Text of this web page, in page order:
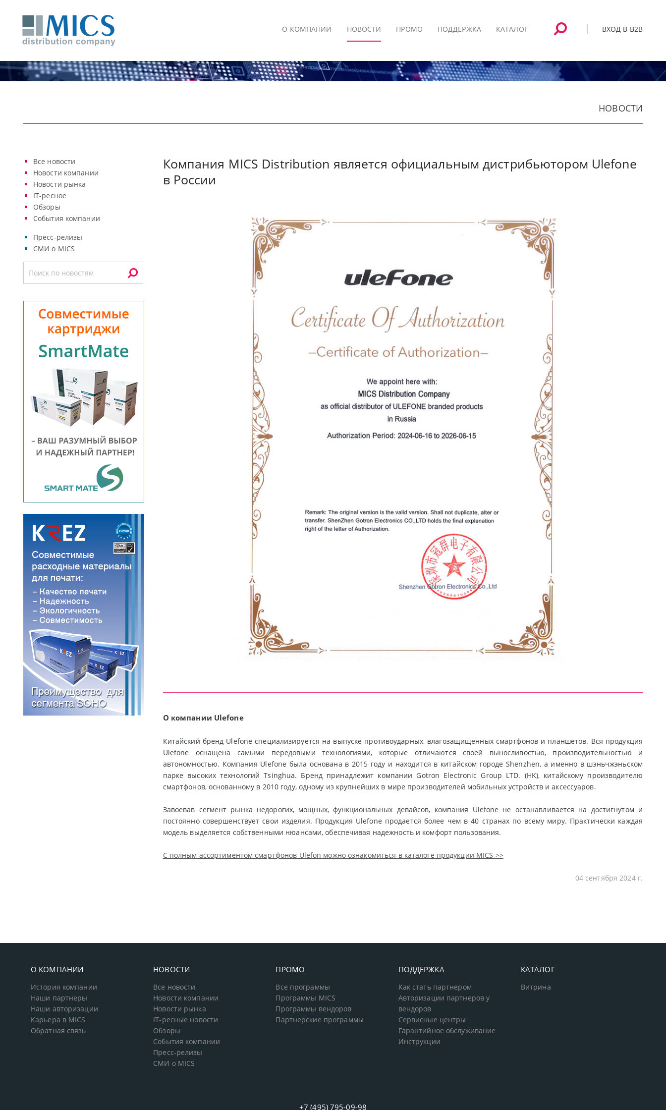
ВХОД В B2B
О КОМПАНИИ НОВОСТИ ПРОМО ПОДДЕРЖКА КАТАЛОГ
НОВОСТИ
Все новости
Новости компании
Новости рынка
IT-ресное
Обзоры
События компании
Пресс-релизы
СМИ о MICS
Компания MICS Distribution является официальным дистрибьютором Ulefone
в России
О компании Ulefone
Китайский бренд Ulefone специализируется на выпуске противоударных, влагозащищенных смартфонов и планшетов. Вся продукция
Ulefone оснащена самыми передовыми технологиями, которые отличаются своей выносливостью, производительностью и
автономностью. Компания Ulefone была основана в 2015 году и находится в китайском городе Shenzhen, а именно в шэньчжэньском
парке высоких технологий Tsinghua. Бренд принадлежит компании Gotron Electronic Group LTD. (HK), китайскому производителю
смартфонов, основанному в 2010 году, одному из крупнейших в мире производителей мобильных устройств и аксессуаров.
Завоевав сегмент рынка недорогих, мощных, функциональных девайсов, компания Ulefone не останавливается на достигнутом и
постоянно совершенствует свои изделия. Продукция Ulefone продается более чем в 40 странах по всему миру. Практически каждая
модель выделяется собственными нюансами, обеспечивая надежность и комфорт пользования.
С полным ассортиментом смартфонов Ulefon можно ознакомиться в каталоге продукции MICS >>
04 сентября 2024 г.
О КОМПАНИИ
История компании
Наши партнеры
Наши авторизации
Карьера в MICS
Обратная связь
НОВОСТИ
Все новости
Новости компании
Новости рынка
IT-ресные новости
Обзоры
События компании
Пресс-релизы
СМИ о MICS
ПРОМО
Все программы
Программы MICS
Программы вендоров
Партнерские программы
ПОДДЕРЖКА
Как стать партнером
Авторизации партнеров у
вендоров
Сервисные центры
Гарантийное обслуживание
Инструкции
КАТАЛОГ
Витрина
+7 (495) 795-09-98